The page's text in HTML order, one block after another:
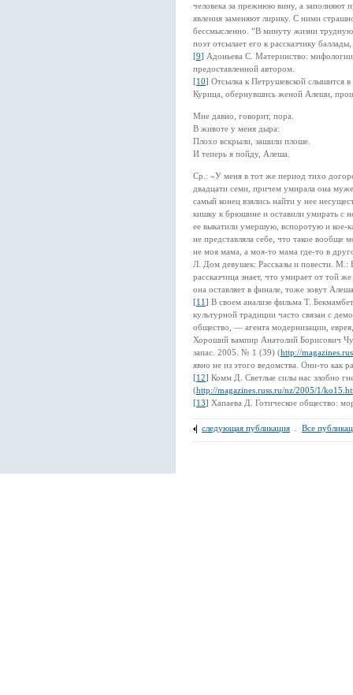
человека за прежнюю вину, а заполняют
явления заменяют лирику. С ними
бессмысленно. “В минуту жизни
поэт отсылает его к рассказчику
[9] Адоньева С. Материнство:
предоставленной автором.
[10] Отсылка к Петрушевской слышится
Курица, обернувшись женой Алеши,
Мне давно, говорит, пора.
В животе у меня дыра:
Плохо вскрыли, зашили плоше.
И теперь я пойду, Алеша.
Ср.: «У меня в тот же период тихо
двадцати семи, причем умирала она
самый конец взялись найти у нее
кишку к брюшине и оставили умирать с
ее выкатили умершую, вспоротую и кое-
не представляла себе, что такое вообще
не моя мама, а моя-то мама где-то в
Л. Дом девушек: Рассказы и повести. М.:
рассказчица знает, что умирает от той
она оставляет в финале, тоже зовут
[11] В своем анализе фильма Т.
культурной традиции часто связан с
общество, — агента модернизации,
Хороший вампир Анатолий Борисович
запас. 2005. № 1 (39) (http://
явно не из этого ведомства. Они-то как
[12] Комм Д. Светлые силы нас злобно
(http://magazines.russ.ru/nz/2005/1/
[13] Хапаева Д. Готическое общество:
следующая публикация Все